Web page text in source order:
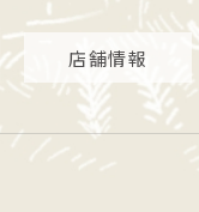
店舗情報